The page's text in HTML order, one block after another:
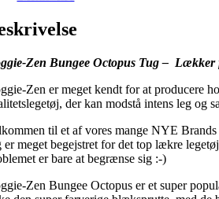
Zen Bungee Octopus Tug – Lækker
Zen er meget kendt for at producere
der kan modstå intens leg og
til et af vores mange NYE
er meget begejstret for det top lækre
er bare at begrænse sig :-)
Zen Bungee Octopus er et super